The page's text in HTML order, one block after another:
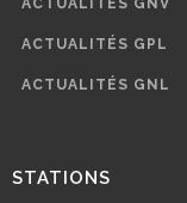
ACTUALITÉS GPL
ACTUALITÉS GNL
STATIONS